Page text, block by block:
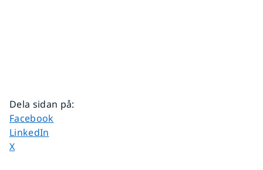
Dela sidan på:
Dela sidan på
Facebook
Dela sidan på
LinkedIn
Dela sidan på
X